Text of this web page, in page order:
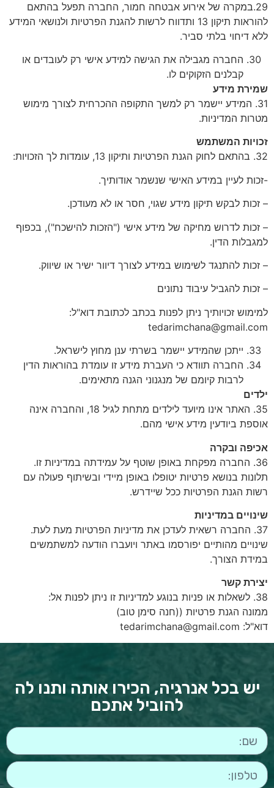
29.במקרה של אירוע אבטחה חמור, החברה תפעל בהתאם
להוראות תיקון 13 ותדווח לרשות להגנת הפרטיות ולנושאי המידע
ללא דיחוי בלתי סביר.
החברה מגבילה את הגישה למידע אישי רק לעובדים או
קבלנים הזקוקים לו.
שמירת מידע
31. המידע יישמר רק למשך התקופה ההכרחית לצורך מימוש
מטרות המדיניות.
זכויות המשתמש
32. בהתאם לחוק הגנת הפרטיות ותיקון 13, עומדות לך הזכויות:
-זכות לעיין במידע האישי שנשמר אודותיך.
– זכות לבקש תיקון מידע שגוי, חסר או לא מעודכן.
– זכות לדרוש מחיקה של מידע אישי ("הזכות להישכח"), בכפוף
למגבלות הדין.
– זכות להתנגד לשימוש במידע לצורך דיוור ישיר או שיווק.
– זכות להגביל עיבוד נתונים
למימוש זכויותיך ניתן לפנות בכתב לכתובת דוא"ל:
tedarimchana@gmail.com
ייתכן שהמידע יישמר בשרתי ענן מחוץ לישראל.
החברה תוודא כי העברת מידע זו עומדת בהוראות הדין
לרבות קיומם של מנגנוני הגנה מתאימים.
ילדים
35. האתר אינו מיועד לילדים מתחת לגיל 18, והחברה אינה
אוספת ביודעין מידע אישי מהם.
אכיפה ובקרה
36. החברה מפקחת באופן שוטף על עמידתה במדיניות זו.
תלונות בנושא פרטיות יטופלו באופן מיידי ובשיתוף פעולה עם
רשות הגנת הפרטיות ככל שיידרש.
שינויים במדיניות
37. החברה רשאית לעדכן את מדיניות הפרטיות מעת לעת.
שינויים מהותיים יפורסמו באתר ויועברו הודעה למשתמשים
במידת הצורך.
יצירת קשר
38. לשאלות או פניות בנוגע למדיניות זו ניתן לפנות אל:
ממונה הגנת פרטיות ((חנה סימן טוב)
דוא"ל: tedarimchana@gmail.com
יש בכל אנרגיה, הכירו אותה ותנו לה
להוביל אתכם